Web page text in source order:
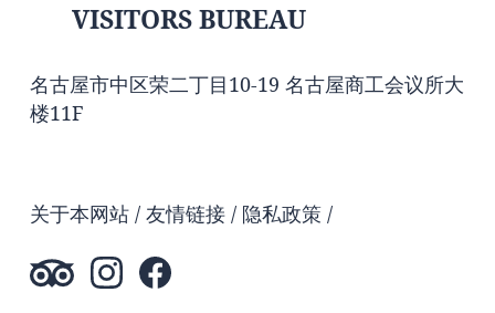
VISITORS BUREAU
名古屋市中区荣二丁目10-19 名古屋商工会议所大
楼11F
关于本网站 友情链接 隐私政策